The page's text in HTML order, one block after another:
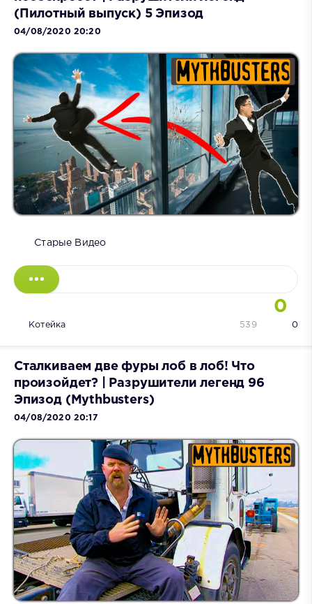
(Пилотный выпуск) 5 Эпизод
04/08/2020 20:20
Старые Видео
0
Котейка 0
539
Сталкиваем две фуры лоб в лоб! Что
произойдет? | Разрушители легенд 96
Эпизод (Mythbusters)
04/08/2020 20:17